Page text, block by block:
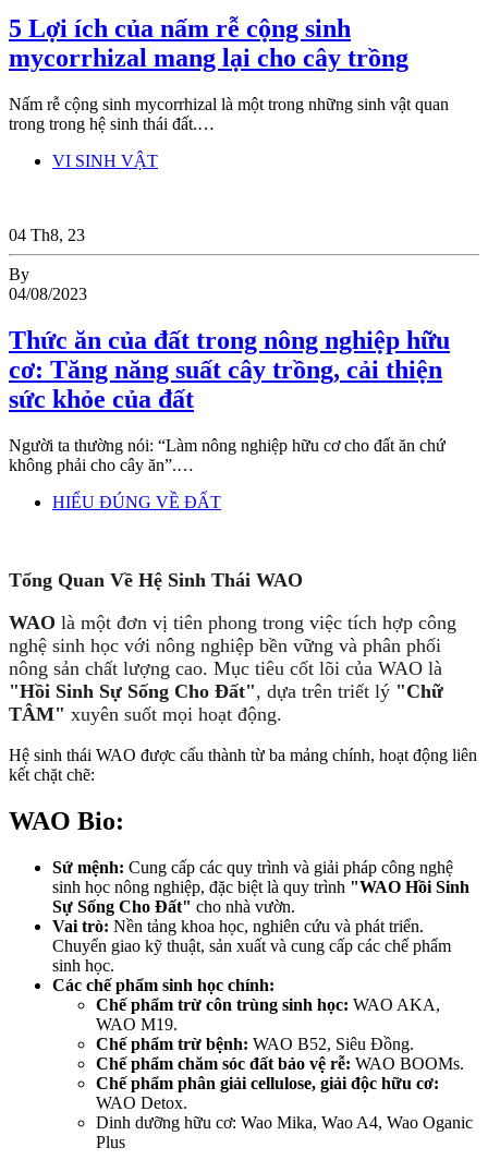
5 Lợi ích của nấm rễ cộng sinh
mycorrhizal mang lại cho cây trồng
Nấm rễ cộng sinh mycorrhizal là một trong những sinh vật quan
trong trong hệ sinh thái đất.…
VI SINH VẬT
04 Th8, 23
By
04/08/2023
Thức ăn của đất trong nông nghiệp hữu
cơ: Tăng năng suất cây trồng, cải thiện
sức khỏe của đất
Người ta thường nói: “Làm nông nghiệp hữu cơ cho đất ăn chứ
không phải cho cây ăn”.…
HIỂU ĐÚNG VỀ ĐẤT
Tổng Quan Về Hệ Sinh Thái WAO
WAO là một đơn vị tiên phong trong việc tích hợp công
nghệ sinh học với nông nghiệp bền vững và phân phối
nông sản chất lượng cao. Mục tiêu cốt lõi của WAO là
"Hồi Sinh Sự Sống Cho Đất", dựa trên triết lý "Chữ
TÂM" xuyên suốt mọi hoạt động.
Hệ sinh thái WAO được cấu thành từ ba mảng chính, hoạt động liên
kết chặt chẽ:
WAO Bio:
Sứ mệnh: Cung cấp các quy trình và giải pháp công nghệ
sinh học nông nghiệp, đặc biệt là quy trình "WAO Hồi Sinh
Sự Sống Cho Đất" cho nhà vườn.
Vai trò: Nền tảng khoa học, nghiên cứu và phát triển.
Chuyển giao kỹ thuật, sản xuất và cung cấp các chế phẩm
sinh học.
Các chế phẩm sinh học chính:
Chế phẩm trừ côn trùng sinh học: WAO AKA,
WAO M19.
Chế phẩm trừ bệnh: WAO B52, Siêu Đồng.
Chế phẩm chăm sóc đất bảo vệ rễ: WAO BOOMs.
Chế phẩm phân giải cellulose, giải độc hữu cơ:
WAO Detox.
Dinh dưỡng hữu cơ: Wao Mika, Wao A4, Wao Oganic
Plus